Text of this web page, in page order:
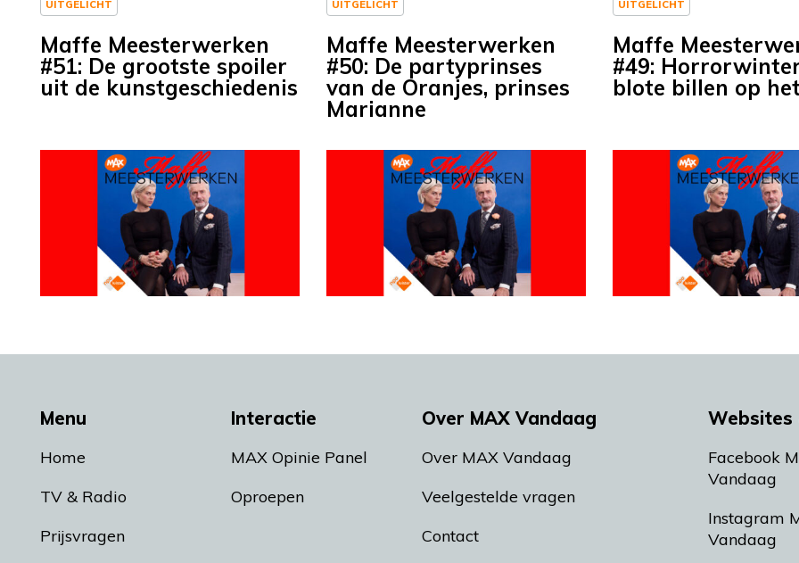
UITGELICHT
Maffe Meesterwerken
#51: De grootste spoiler
uit de kunstgeschiedenis
UITGELICHT
Maffe Meesterwerken
#50: De partyprinses
van de Oranjes, prinses
Marianne
UITGELICHT
Maffe
#49:
blote billen op
Menu
Home
TV & Radio
Prijsvragen
Interactie
MAX Opinie Panel
Oproepen
Over MAX Vandaag
Over MAX Vandaag
Veelgestelde vragen
Contact
Websites
Facebook
Vandaag
Instagram
Vandaag